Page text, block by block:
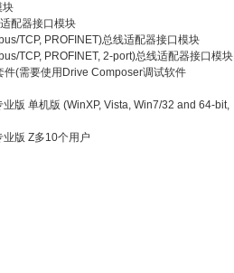
块
配器接口模块
TCP, PROFINET)总线适配器接口模块
TCP, PROFINET, 2-port)总线适配器接口模块
件(需要使用Drive Composer调试软件
版 单机版 (WinXP, Vista, Win7/32 and 64-bit,
版 Z多10个用户